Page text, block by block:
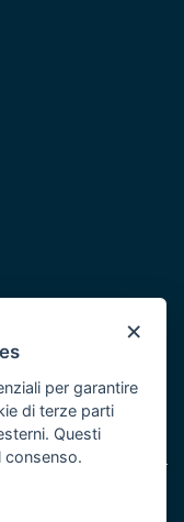
Puglia 2014/2020 -
×
per garantire
di terze parti
Questi
consenso.